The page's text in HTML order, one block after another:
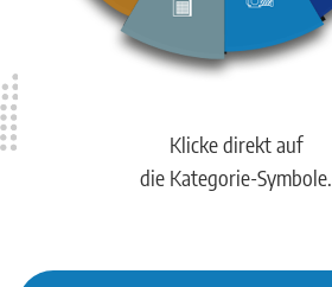
Klicke direkt auf
die Kategorie-Symbole.